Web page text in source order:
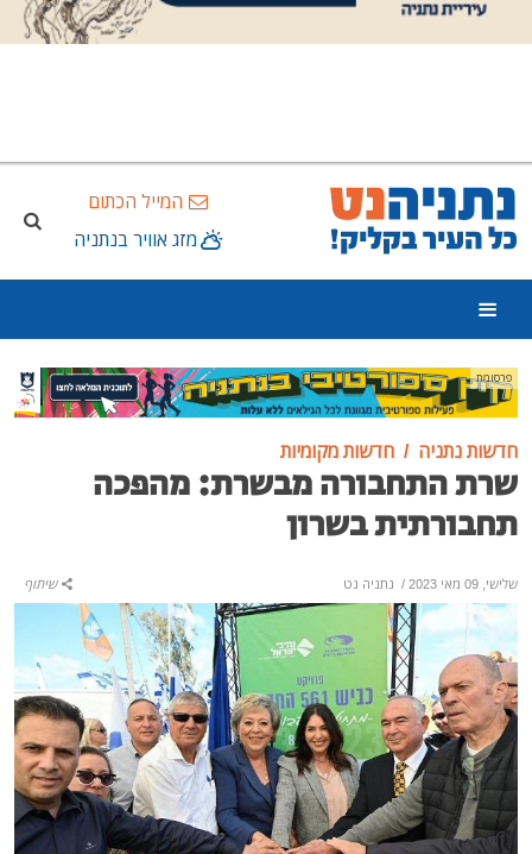
המייל הכתום
מזג אוויר בנתניה
פרסומת
חדשות נתניה חדשות מקומיות
שרת התחבורה מבשרת: מהפכה
תחבורתית בשרון
שלישי, 09 מאי 2023 / נתניה נט שיתוף